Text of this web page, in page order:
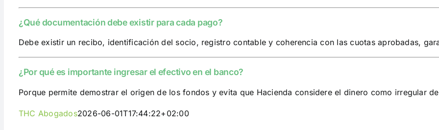
¿Qué documentación debe existir para cada pago?
Debe existir un recibo, identificación del socio, registro contable y coherencia con las cuotas aprobadas,
¿Por qué es importante ingresar el efectivo en el banco?
Porque permite demostrar el origen de los fondos y evita que Hacienda considere el dinero como irregular
THC Abogados2026-06-01T17:44:22+02:00